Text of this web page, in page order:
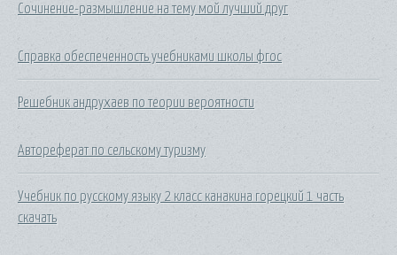
Сочинение-размышление на тему мой лучший друг
Справка обеспеченность учебниками школы фгос
Решебник андрухаев по теории вероятности
Автореферат по сельскому туризму
Учебник по русскому языку 2 класс канакина горецкий 1 часть
скачать